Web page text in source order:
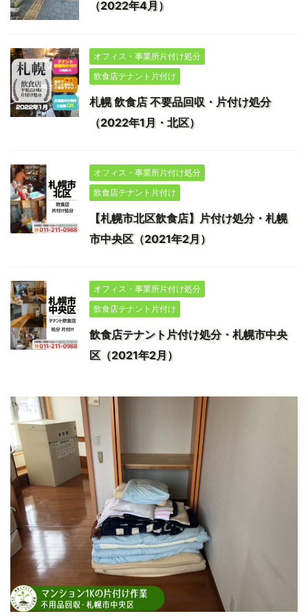
（2022年4月）
オフィス・事業所片付け処分
飲食店テナント片付け
札幌 飲食店 不要品回収・片付け処分
（2022年1月・北区）
オフィス・事業所片付け処分
飲食店テナント片付け
【札幌市北区飲食店】片付け処分・札幌
市中央区（2021年2月）
オフィス・事業所片付け処分
飲食店テナント片付け
飲食店テナント片付け処分・札幌市中央
区（2021年2月）